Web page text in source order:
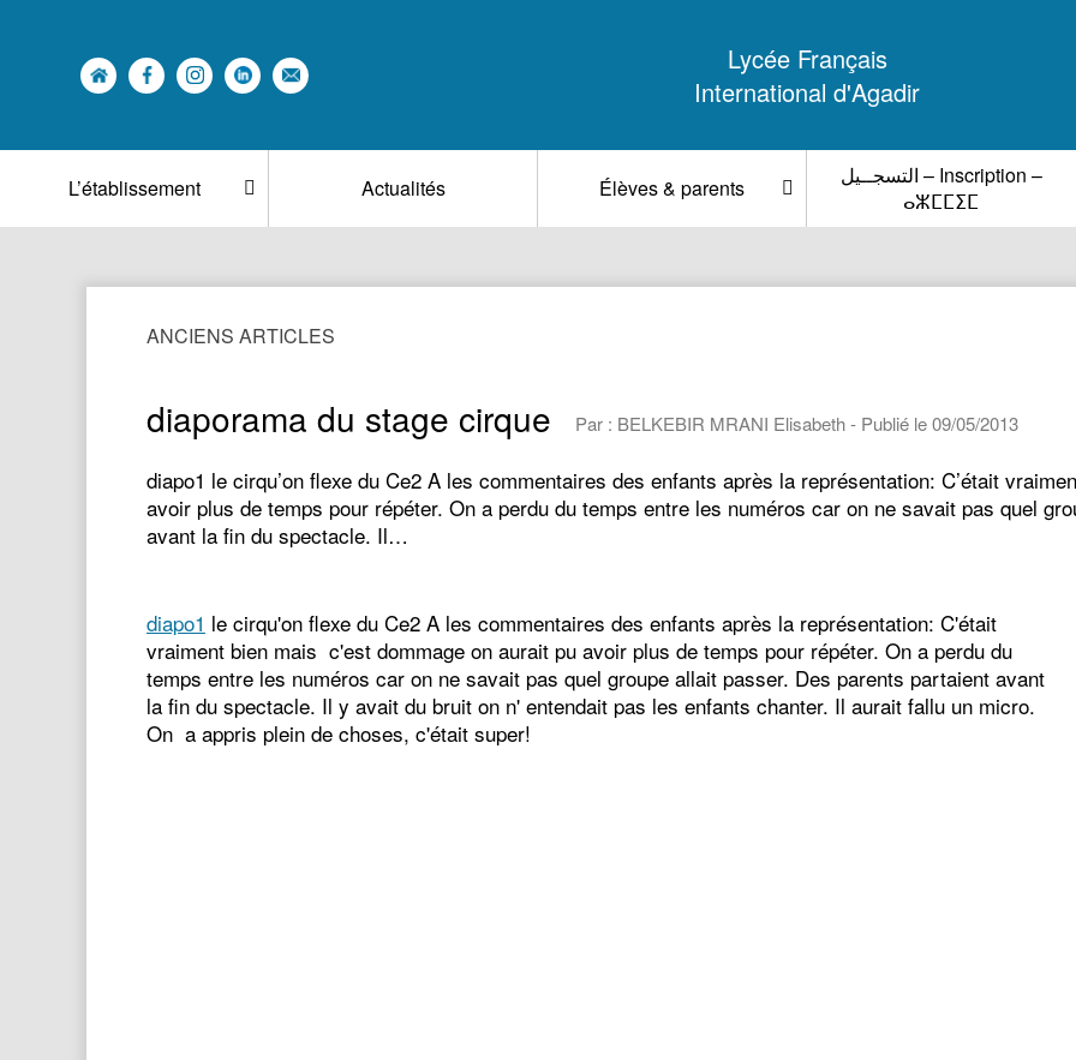
Lycée Français
International d'Agadir
L’établissement Actualités Élèves & parents
التسجــيل – Inscription –
ⴰⵣⵎⵎⵉⵎ
ANCIENS ARTICLES
diaporama du stage cirque Par : BELKEBIR MRANI Elisabeth - Publié le 09/05/2013
diapo1 le cirqu’on flexe du Ce2 A les commentaires des enfants après la représentation: C’était
avoir plus de temps pour répéter. On a perdu du temps entre les numéros car on ne savait pas quel
avant la fin du spectacle. Il…
diapo1 le cirqu'on flexe du Ce2 A les commentaires des enfants après la représentation: C'était
vraiment bien mais c'est dommage on aurait pu avoir plus de temps pour répéter. On a perdu du
temps entre les numéros car on ne savait pas quel groupe allait passer. Des parents partaient avant
la fin du spectacle. Il y avait du bruit on n' entendait pas les enfants chanter. Il aurait fallu un micro.
On a appris plein de choses, c'était super!